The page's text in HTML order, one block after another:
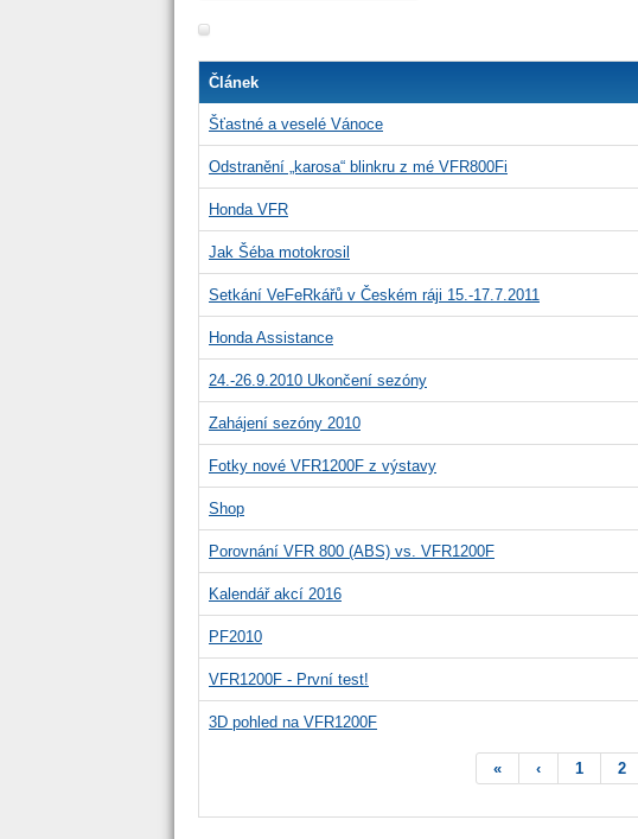
Článek
Šťastné a veselé Vánoce
Odstranění „karosa“ blinkru z mé VFR800Fi
Honda VFR
Jak Šéba motokrosil
Setkání VeFeRkářů v Českém ráji 15.-17.7.2011
Honda Assistance
24.-26.9.2010 Ukončení sezóny
Zahájení sezóny 2010
Fotky nové VFR1200F z výstavy
Shop
Porovnání VFR 800 (ABS) vs. VFR1200F
Kalendář akcí 2016
PF2010
VFR1200F - První test!
3D pohled na VFR1200F
« ‹ 1 2